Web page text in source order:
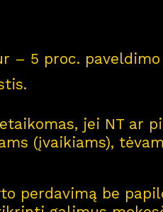
– 5 proc.
jei NT ar
(įvaikiams),
perdavimą be